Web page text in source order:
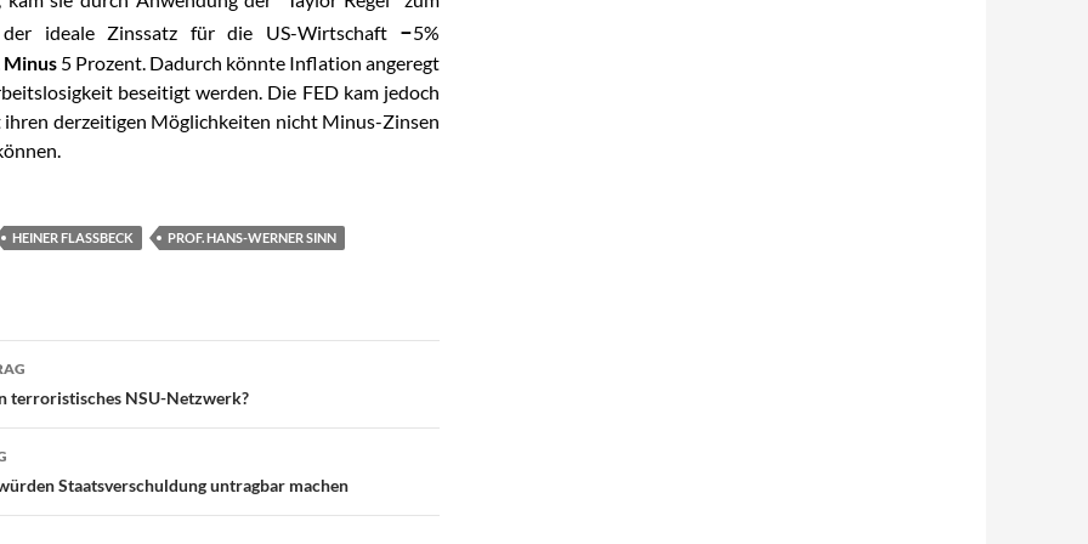
der ideale Zinssatz für die US-Wirtschaft –5%
Minus 5 Prozent. Dadurch könnte Inflation angeregt
beseitigt werden. Die FED kam jedoch
ihren derzeitigen Möglichkeiten nicht Minus-Zinsen
HEINER FLASSBECK
PROF. HANS-WERNER SINN
terroristisches NSU-Netzwerk?
Staatsverschuldung untragbar machen